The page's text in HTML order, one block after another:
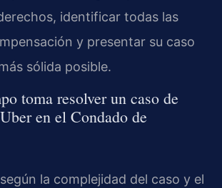
identificar todas las
y presentar su caso
sólida posible.
toma resolver un caso de
en el Condado de
la complejidad del caso y el